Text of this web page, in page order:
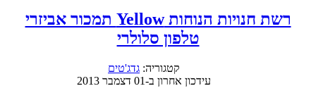
רשת חנויות הנוחות Yellow תמכור אביזרי
טלפון סלולרי
קטגוריה: גדג'טים
עידכון אחרון ב-01 דצמבר 2013